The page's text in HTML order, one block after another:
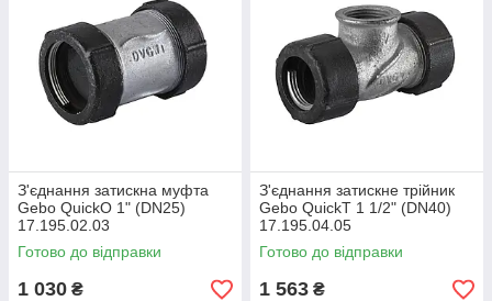
З'єднання затискна муфта
Gebo QuickO 1" (DN25)
17.195.02.03
Готово до відправки
1 030 ₴
З'єднання затискне трійник
Gebo QuickТ 1 1/2" (DN40)
17.195.04.05
Готово до відправки
1 563 ₴